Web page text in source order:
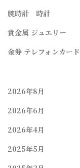
腕時計 時計
貴金属 ジュエリー
金券 テレフォンカード
2026年8月
2026年6月
2026年4月
2025年5月